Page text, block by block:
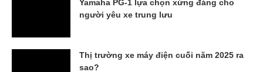
Yamaha PG-1 lựa chọn xứng đáng cho
người yêu xe trung lưu
Thị trường xe máy điện cuối năm 2025 ra
sao?